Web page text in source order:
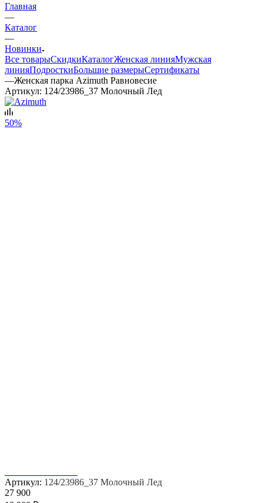
Главная
—
Каталог
—
Новинки
Все товарыСкидкиКаталогЖенская линияМужская
линияПодросткиБольшие размерыСертификаты
—Женская парка Azimuth Равновесие
Артикул: 124/23986_37 Молочный Лед
50%
Артикул: 124/23986_37 Молочный Лед
27 900